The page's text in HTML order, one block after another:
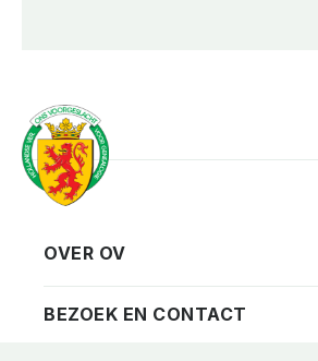
Vereniging
Privacy
Contact
Bezoekadres
OVER OV
BEZOEK EN CONTACT